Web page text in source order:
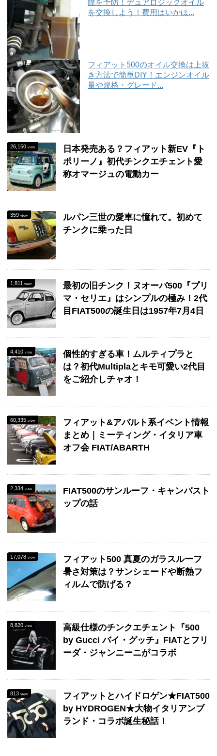
障を予防！デュアロジックオイル
を交換しよう！費用はいかほ...
フィアット500のオイル交換は上抜
き方法で簡単DIY！エンジンオイル
量や規格・グレード...
26,150 view
日本発売ある？フィアット新EV『ト
ポリーノ』初代チンクエチェント愛
称オマージュの電動カー
359 view
ルパン三世の愛車に憧れて。初めて
チンクに乗った日
1,811 view
最初の旧チンク！ヌオーバ500『プリ
マ・セリエ』はシンプルの極み！2代
目FIAT500の誕生日は1957年7月4日
4,410 view
個性的すぎる車！ムルティプラと
は？初代Multiplaとキモ可愛い2代目
をご紹介しチャオ！
60,335 view
フィアット&アバルト系イベント情報
まとめ｜ミーティング・イタリア車
オフ会 FIAT/ABARTH
2,334 view
FIAT500のサンルーフ・キャンバスト
ップの話
17,078 view
フィアット500 真夏のガラスルーフ
暑さ対策は？サンシェードや断熱フ
ィルムで防げる？
8,820 view
高級仕様のチンクエチェント『500
by Gucci バイ・グッチ』FIATとフリ
ーダ・ジャンニーニがコラボ
813 view
フィアットとハイドロゲン★FIAT500
by HYDROGEN★大物イタリアンブ
ランド・コラボ誕生秘話！